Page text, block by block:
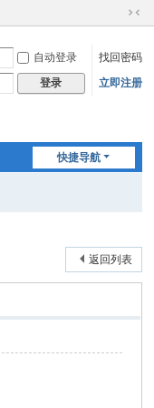
切
到
窄
自动登录
找回密码
登录 立即注册
快捷导航
返回列表